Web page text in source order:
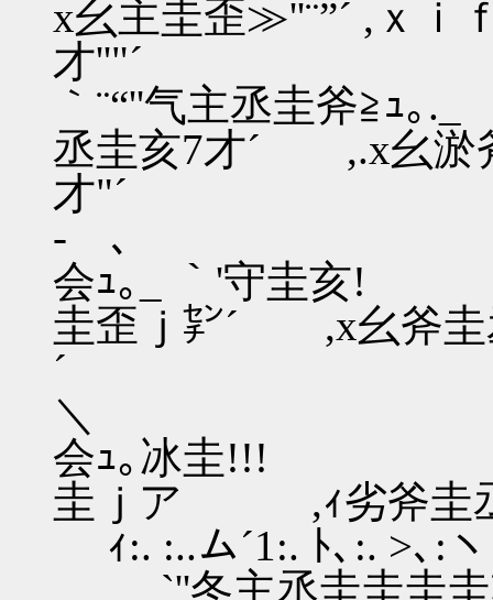
x幺主圭歪≫''¨”´ ,ｘｉ
｀¨“''气主丞圭斧≧ｭ｡
丞圭亥7才´ ,.x幺淤
才"´ ,
- ､ ｀“'
会ｭ｡_ ｀'守圭亥!
圭歪ｊ㌢´ ,x幺斧圭
´ _,／:. :.
＼ `''
会ｭ｡冰圭!!!
圭ｊア ,ｨ
ｨ:. :..ム
`''冬主丞圭圭圭圭